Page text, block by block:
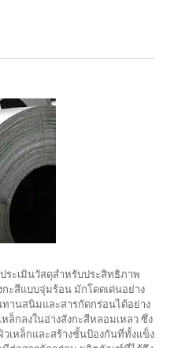
ระเมินวัสดุสำหรับประสิทธิภาพ
กะสีแบบจุ่มร้อน มักโดดเด่นอย่าง
านสนิมและสารกัดกร่อนได้อย่าง
ล็กลงในอ่างสังกะสีหลอมเหลว ซึ่ง
วเหล็กและสร้างชั้นป้องกันที่ทั้งแข็ง